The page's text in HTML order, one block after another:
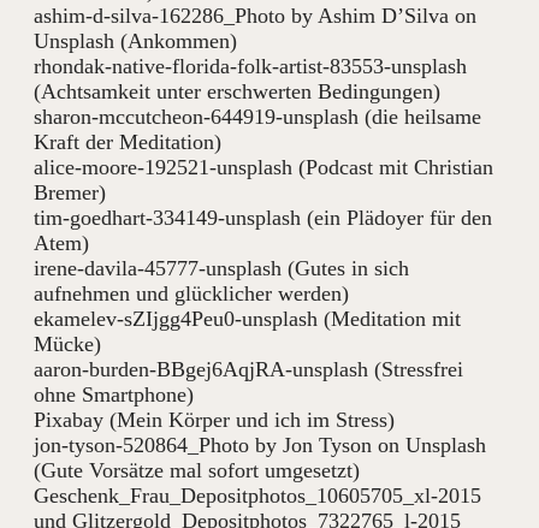
ashim-d-silva-162286_Photo by Ashim D’Silva on
Unsplash (Ankommen)
rhondak-native-florida-folk-artist-83553-unsplash
(Achtsamkeit unter erschwerten Bedingungen)
sharon-mccutcheon-644919-unsplash (die heilsame
Kraft der Meditation)
alice-moore-192521-unsplash (Podcast mit Christian
Bremer)
tim-goedhart-334149-unsplash (ein Plädoyer für den
Atem)
irene-davila-45777-unsplash (Gutes in sich
aufnehmen und glücklicher werden)
ekamelev-sZIjgg4Peu0-unsplash (Meditation mit
Mücke)
aaron-burden-BBgej6AqjRA-unsplash (Stressfrei
ohne Smartphone)
Pixabay (Mein Körper und ich im Stress)
jon-tyson-520864_Photo by Jon Tyson on Unsplash
(Gute Vorsätze mal sofort umgesetzt)
Geschenk_Frau_Depositphotos_10605705_xl-2015
und Glitzergold_Depositphotos_7322765_l-2015